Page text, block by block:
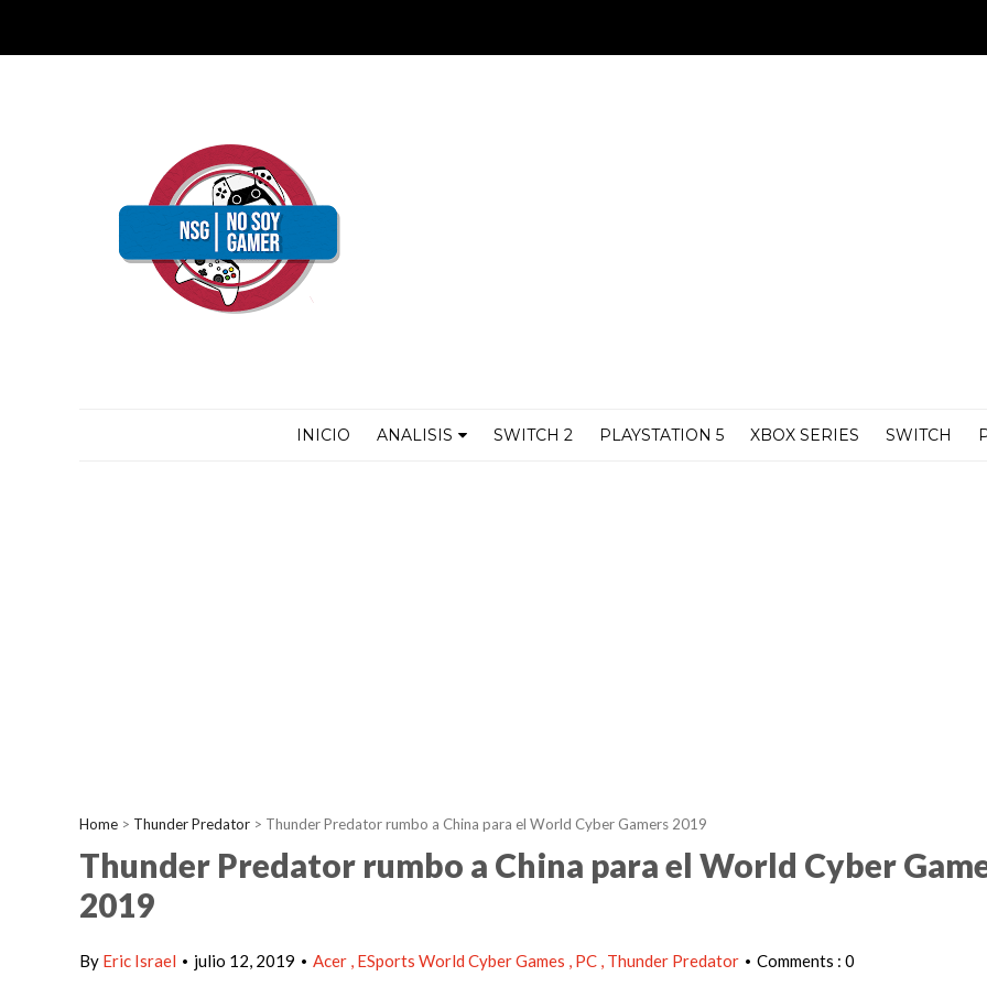
INICIO ANALISIS SWITCH 2 PLAYSTATION 5 XBOX SERIES SWITCH
Home > Thunder Predator > Thunder Predator rumbo a China para el World Cyber Gamers 2019
Thunder Predator rumbo a China para el World Cyber
2019
By Eric Israel • julio 12, 2019 • Acer ESports World Cyber Games PC Thunder Predator • Comments : 0